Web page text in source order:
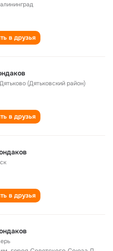
в друзья
(Дятьковский район)
в друзья
в друзья